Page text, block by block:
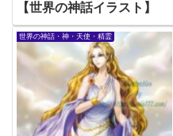
【世界の神話イラスト】
世界の神話・神・天使・精霊